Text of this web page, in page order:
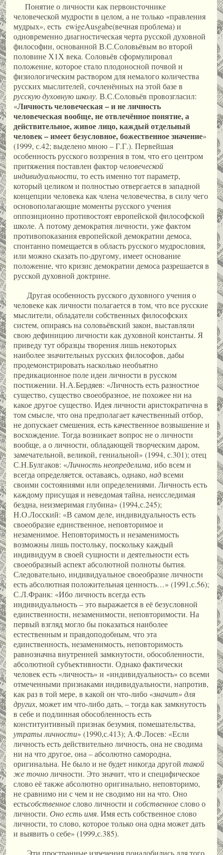
Понятие о личности как первоисточнике
человеческой мудрости в целом, а не только «правления
мудрых», есть ewigeAusgabe(вечная проблема) и
одновременно диагностическая черта русской духовной
философии, основанной В.С.Соловьёвым во второй
половине Х1Х века. Соловьёв сформулировал
положение, которое стало плодоносной почвой и
физиологическим раствором для немалого количества
русских мыслителей, сочленённых на этой базе в
русскую духовную школу. В.С.Соловьёв провозгласил:
«Личность человеческая – и не личность
человеческая вообще, не отвлечённое понятие, а
действительное, живое лицо, каждый отдельный
человек – имеет безусловное, божественное значение»
(1999, с.42; выделено мною – Г.Г.). Первейшая
особенность русского воззрения в том, что его центром
притяжения поставлен факторчеловеческой
индивидуальности, то есть именно тот параметр,
который целиком и полностью отвергается в западной
концепции человека как члена человечества, в силу чего
основополагающие моменты русского учения
оппозиционно противостоят европейской философской
школе. А потому демократия личности, уже фактом
противопоказания европейской демократии демоса,
спонтанно помещается в область русского мудрословия,
или можно сказать по-другому, имеет основание
положение, что кризис демократии демоса разрешается в
русской духовной доктрине.
Другая особенность русского духовного учения о
человеке как личности полагается в том, что все русские
мыслители, обладатели собственных философских
систем, опираясь на соловьёвский закон, выставляли
свою дефиницию личности как духовной константы. Я
приведу тут образцы творения лишь некоторых
наиболее значительных русских философов, дабы
продемонстрировать насколько необъятно
предикационное поле идеи личности в русском
постижении. Н.А.Бердяев: «Личность есть разностное
существо, существо своеобразное, не похожее ни на
какое другое существо. Идея личности аристократична в
том смысле, что она предполагает качественный отбор,
не допускает смешения, есть качественное возвышение и
восхождение. Тогда возникает вопрос не о личности
вообще, а о личности, обладающей творческим даром,
замечательной, великой, гениальной» (1994, с.301); отец
С.Н.Булгаков: «Личность неопределима, ибо всем и
всегда определяется, оставаясь, однако, надвсеми
своими состояниями или определениями. Личность есть
каждому присущая и неведомая тайна, неисследимая
бездна, неизмеримая глубина» (1994,с.245);
Н.О.Лосский: «В самом деле, индивидуальность есть
своеобразие единственное, неповторимое и
незаменимое. Неповторимость и незаменимость
возможны лишь постольку, поскольку каждый
индивидуум в своей сущности и деятельности есть
своеобразный аспект абсолютной полноты бытия.
Следовательно, индивидуальное своеобразие личности
есть абсолютная положительная ценность…» (1991,с.56);
С.Л.Франк: «Ибо личность всегда есть
индивидуальность – это выражается в её безусловной
единственности, незаменимости, неповторимости. На
первый взгляд могло бы показаться наиболее
естественным и правдоподобным, что эта
единственность, незаменимость, неповторимость
равнозначна внутренней замкнутости, обособленности,
абсолютной субъективности. Однако фактически
человек есть «личность» и «индивидуальность» со всеми
отмеченными признаками индивидуальности, напротив,
как раз в той мере, в какой он что-либо «значит» для
других, может им что-либо дать, – тогда как замкнутость
в себе и подлинная обособленность есть
конституитивный признак безумия, помешательства,
утраты личности» (1990,с.413); А.Ф.Лосев: «Если
личность есть действительно личность, она не сводима
ни на что другое, она – абсолютно самородна,
оригинальна. Не было и не будет никогда другой такой
же точноличности. Это значит, что и специфическое
слово её также абсолютно оригинально, неповторимо,
не сравнимо ни с чем и не сводимо ни на что. Оно
естьсобственноеслово личности и собственноеслово о
личности. Оно есть имя. Имя есть собственное слово
личности, то слово, которое только она одна может дать
и выявить о себе» (1999,с.385).
Эти пространные изречения понадобились для того,